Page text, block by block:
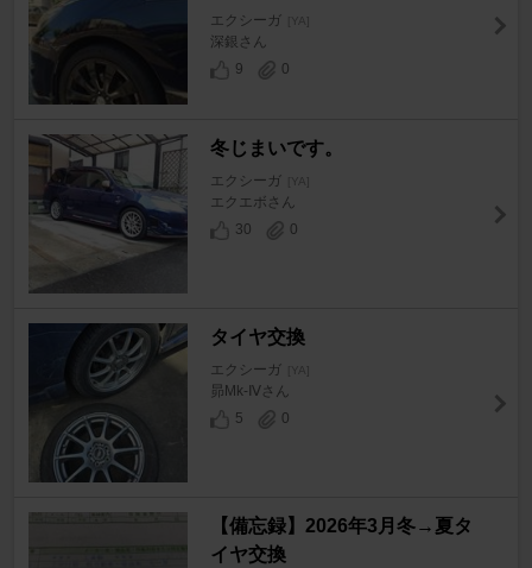
エクシーガ [YA]
深銀さん
9
0
冬じまいです。
エクシーガ [YA]
エクエボさん
30
0
タイヤ交換
エクシーガ [YA]
昴Mk-Ⅳさん
5
0
【備忘録】2026年3月冬→夏タ
イヤ交換